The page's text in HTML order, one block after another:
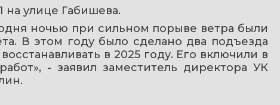
улице Габишева.
ночью при сильном порыве ветра были
В этом году было сделано два подъезда
в 2025 году. Его включили в
- заявил заместитель директора УК